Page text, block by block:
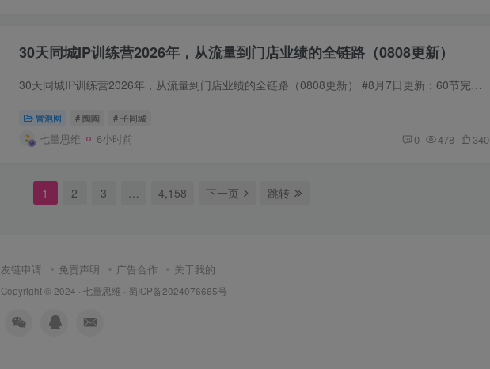
30天同城IP训练营2026年，从流量到门店业绩的全链路（0808更新）
30天同城IP训练营2026年，从流量到门店业绩的全链路（0808更新） #8月7日更新：60节完整版 #4月5日更新 ✅核心内容：•30天陪跑直播完整录制（1-30天已更完） •9节陪跑视频课程以及一套PDF •...
冒泡网 # 陶陶 # 子同城
七量思维 6小时前 0 478 340
1 2 3 … 4,158 下一页 跳转
友链申请 免责声明 广告合作 关于我的
Copyright © 2024 · 七量思维 · 蜀ICP备2024076665号